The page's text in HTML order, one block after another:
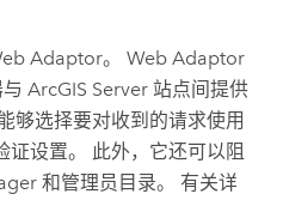
Adaptor。 Web Adaptor
ArcGIS Server站点间提供
够选择要对收到的请求使用
证设置。 此外，它还可以阻
和管理员目录。 有关详